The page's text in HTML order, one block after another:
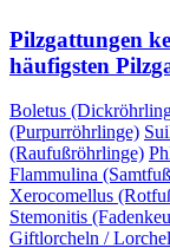
Pilzgattungen
häufigsten
Boletus
(Purpurröhrlinge)
(Raufußröhrlinge)
Flammulina
Xerocomellus
Stemonitis
Giftlorcheln /